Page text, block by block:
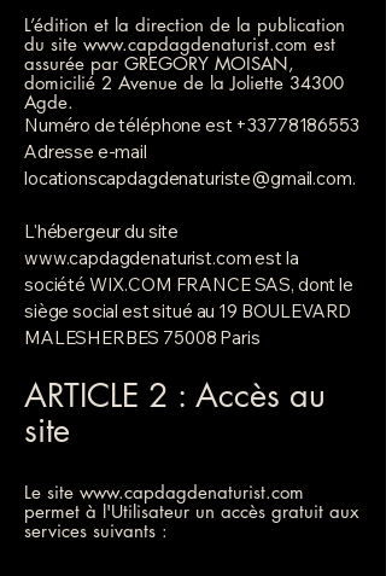
L’édition et la direction de la publication
du site www.capdagdenaturist.com est
assurée par GREGORY MOISAN,
domicilié 2 Avenue de la Joliette 34300
Agde.
Numéro de téléphone est +33778186553
Adresse e-mail
locationscapdagdenaturiste@gmail.com.
L'hébergeur du site
www.capdagdenaturist.comest la
société WIX.COM FRANCE SAS, dont le
siège social est situé au 19 BOULEVARD
MALESHERBES 75008 Paris
ARTICLE 2 : Accès au
site
Le site www.capdagdenaturist.com
permet à l'Utilisateur un accès gratuit aux
services suivants :